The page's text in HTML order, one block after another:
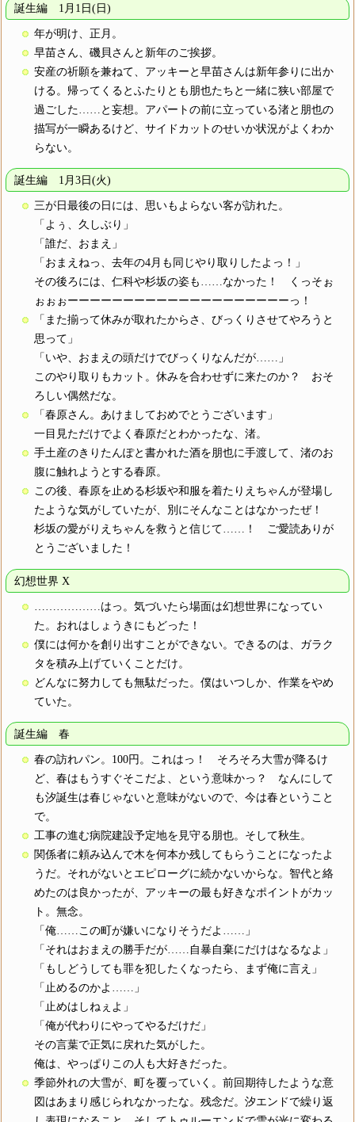
誕生編 1月1日(日)
年が明け、正月。
早苗さん、磯貝さんと新年のご挨拶。
安産の祈願を兼ねて、アッキーと早苗さんは新年参りに出か
ける。帰ってくるとふたりとも朋也たちと一緒に狭い部屋で
過ごした……と妄想。アパートの前に立っている渚と朋也の
描写が一瞬あるけど、サイドカットのせいか状況がよくわか
らない。
誕生編 1月3日(火)
三が日最後の日には、思いもよらない客が訪れた。
「よぅ、久しぶり」
「誰だ、おまえ」
「おまえねっ、去年の4月も同じやり取りしたよっ！」
その後ろには、仁科や杉坂の姿も……なかった！ くっそぉ
ぉぉぉーーーーーーーーーーーーーーーーーーーーっ！
「また揃って休みが取れたからさ、びっくりさせてやろうと
思って」
「いや、おまえの頭だけでびっくりなんだが……」
このやり取りもカット。休みを合わせずに来たのか？ おそ
ろしい偶然だな。
「春原さん。あけましておめでとうございます」
一目見ただけでよく春原だとわかったな、渚。
手土産のきりたんぽと書かれた酒を朋也に手渡して、渚のお
腹に触れようとする春原。
この後、春原を止める杉坂や和服を着たりえちゃんが登場し
たような気がしていたが、別にそんなことはなかったぜ！
杉坂の愛がりえちゃんを救うと信じて……！ ご愛読ありが
とうございました！
幻想世界 X
………………はっ。気づいたら場面は幻想世界になってい
た。おれはしょうきにもどった！
僕には何かを創り出すことができない。できるのは、ガラク
タを積み上げていくことだけ。
どんなに努力しても無駄だった。僕はいつしか、作業をやめ
ていた。
誕生編 春
春の訪れパン。100円。これはっ！ そろそろ大雪が降るけ
ど、春はもうすぐそこだよ、という意味かっ？ なんにして
も汐誕生は春じゃないと意味がないので、今は春ということ
で。
工事の進む病院建設予定地を見守る朋也。そして秋生。
関係者に頼み込んで木を何本か残してもらうことになったよ
うだ。それがないとエピローグに続かないからな。智代と絡
めたのは良かったが、アッキーの最も好きなポイントがカッ
ト。無念。
「俺……この町が嫌いになりそうだよ……」
「それはおまえの勝手だが……自暴自棄にだけはなるなよ」
「もしどうしても罪を犯したくなったら、まず俺に言え」
「止めるのかよ……」
「止めはしねぇよ」
「俺が代わりにやってやるだけだ」
その言葉で正気に戻れた気がした。
俺は、やっぱりこの人も大好きだった。
季節外れの大雪が、町を覆っていく。前回期待したような意
図はあまり感じられなかったな。残念だ。汐エンドで繰り返